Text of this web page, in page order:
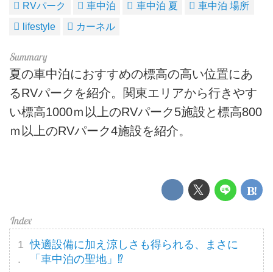
RVパーク 車中泊 車中泊 夏
車中泊 場所
lifestyle
カーネル
夏の車中泊におすすめの標高の高い位置にあ
るRVパークを紹介。関東エリアから行きやす
い標高1000ｍ以上のRVパーク5施設と標高800
ｍ以上のRVパーク4施設を紹介。
快適設備に加え涼しさも得られる、まさに
「車中泊の聖地」⁉